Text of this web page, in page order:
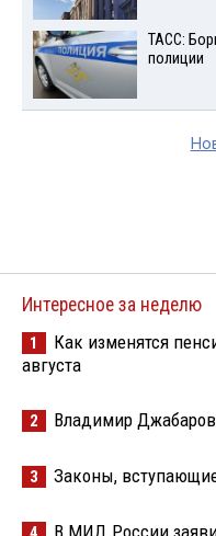
ТАСС:
полиции
Интересное за неделю
1
Как изменятся
августа
2 Владимир
3 Законы,